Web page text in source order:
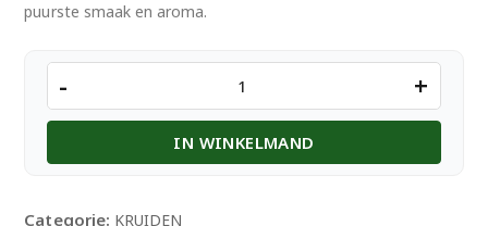
puurste smaak en aroma.
Whole
Dhania
100
aantal
- +
IN WINKELMAND
Categorie: KRUIDEN